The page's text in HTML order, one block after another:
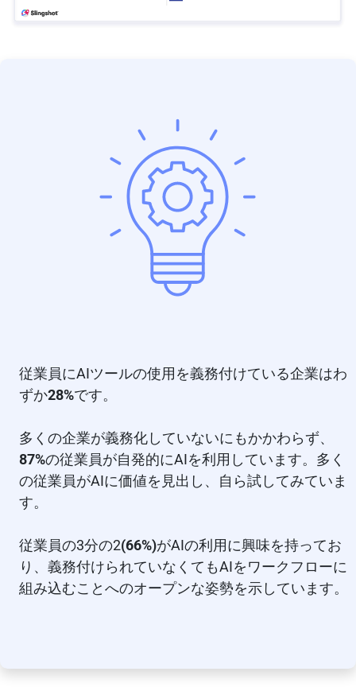
従業員にAIツールの使用を義務付けている企業はわ
ずか28%です。
多くの企業が義務化していないにもかかわらず、
87%の従業員が自発的にAIを利用しています。多く
の従業員がAIに価値を見出し、自ら試してみていま
す。
従業員の3分の2(66%)がAIの利用に興味を持ってお
り、義務付けられていなくてもAIをワークフローに
組み込むことへのオープンな姿勢を示しています。